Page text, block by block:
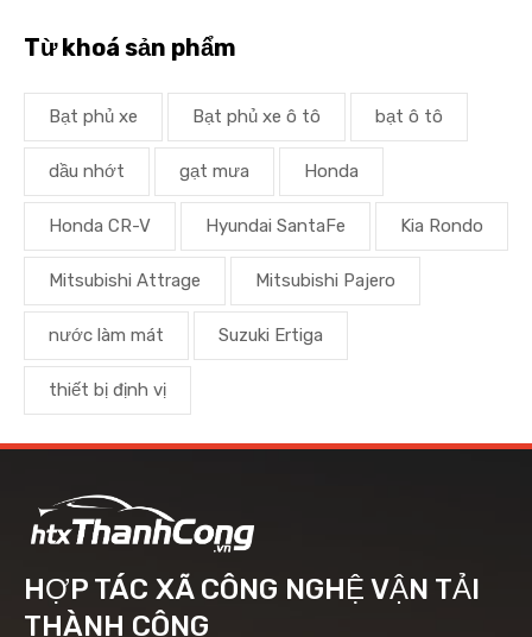
Từ khoá sản phẩm
Bạt phủ xe Bạt phủ xe ô tô bạt ô tô
dầu nhớt gạt mưa Honda
Honda CR-V Hyundai SantaFe Kia Rondo
Mitsubishi Attrage Mitsubishi Pajero
nước làm mát Suzuki Ertiga
thiết bị định vị
HỢP TÁC XÃ CÔNG NGHỆ VẬN TẢI
THÀNH CÔNG